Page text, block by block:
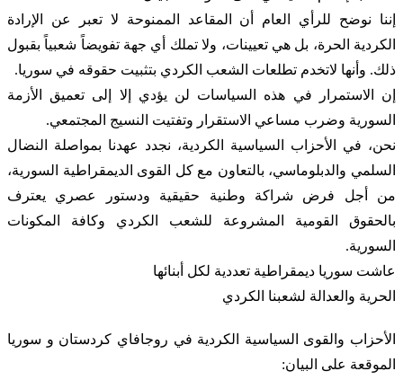
إننا نوضح للرأي العام أن المقاعد الممنوحة لا تعبر عن الإرادة
الكردية الحرة، بل هي تعيينات، ولا تملك أي جهة تفويضاً شعبياً بقبول
ذلك. وأنها لاتخدم تطلعات الشعب الكردي بتثبيت حقوقه في سوريا.
إن الاستمرار في هذه السياسات لن يؤدي إلا إلى تعميق الأزمة
السورية وضرب مساعي الاستقرار وتفتيت النسيج المجتمعي.
نحن، في الأحزاب السياسية الكردية، نجدد عهدنا بمواصلة النضال
السلمي والدبلوماسي، بالتعاون مع كل القوى الديمقراطية السورية،
من أجل فرض شراكة وطنية حقيقية ودستور عصري يعترف
بالحقوق القومية المشروعة للشعب الكردي وكافة المكونات
السورية.
عاشت سوريا ديمقراطية تعددية لكل أبنائها
الحرية والعدالة لشعبنا الكردي
الأحزاب والقوى السياسية الكردية في روجافاي كردستان و سوريا
الموقعة على البيان: